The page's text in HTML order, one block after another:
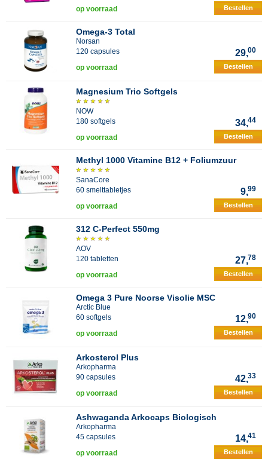
op voorraad Bestellen
Omega-3 Total
Norsan
120 capsules
29,00
op voorraad Bestellen
Magnesium Trio Softgels
NOW
180 softgels
34,44
op voorraad Bestellen
Methyl 1000 Vitamine B12 + Foliumzuur
SanaCore
60 smelttabletjes
9,99
op voorraad Bestellen
312 C-Perfect 550mg
AOV
120 tabletten
27,78
op voorraad Bestellen
Omega 3 Pure Noorse Visolie MSC
Arctic Blue
60 softgels
12,90
op voorraad Bestellen
Arkosterol Plus
Arkopharma
90 capsules
42,33
op voorraad Bestellen
Ashwaganda Arkocaps Biologisch
Arkopharma
45 capsules
14,41
op voorraad Bestellen